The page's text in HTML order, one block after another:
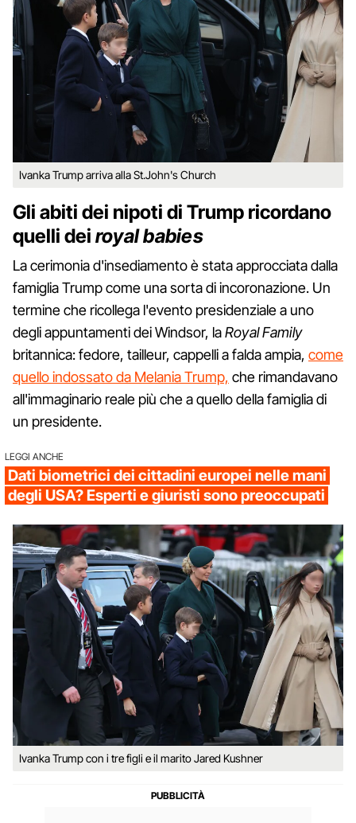
Ivanka Trump arriva alla St.John's Church
Gli abiti dei nipoti di Trump ricordano
quelli dei royal babies
La cerimonia d'insediamento è stata approcciata dalla
famiglia Trump come una sorta di incoronazione. Un
termine che ricollega l'evento presidenziale a uno
degli appuntamenti dei Windsor, laRoyalFamily
britannica: fedore, tailleur, cappelli a falda ampia, come
quello indossato da Melania Trump, che rimandavano
all'immaginario reale più che a quello della famiglia di
un presidente.
LEGGI ANCHE
Dati biometrici dei cittadini europei nelle mani
degli USA? Esperti e giuristi sono preoccupati
Ivanka Trump con i tre figli e il marito Jared Kushner